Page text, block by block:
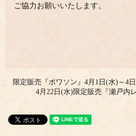
ご協力お願いいたします。
限定販売『ポワソン』4月1日(水)～4
4月22日(水)限定販売『瀬戸内